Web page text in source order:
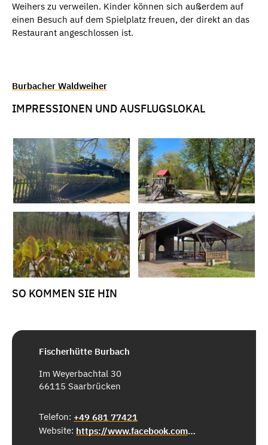
Weihers zu verweilen. Kinder können sich außerdem auf
einen Besuch auf dem Spielplatz freuen, der direkt an das
Restaurant angeschlossen ist.
Burbacher Waldweiher
IMPRESSIONEN UND AUSFLUGSLOKAL
SO KOMMEN SIE HIN
Fischerhütte Burbach
Im Weyerbachtal 30
66115 Saarbrücken
Telefon: +49 681 77421
Website:
https://www.facebook.com/p/Fischerh%25C3%25BCtte-Burbach-Restaurant-Grillpavillon-100035335701244/